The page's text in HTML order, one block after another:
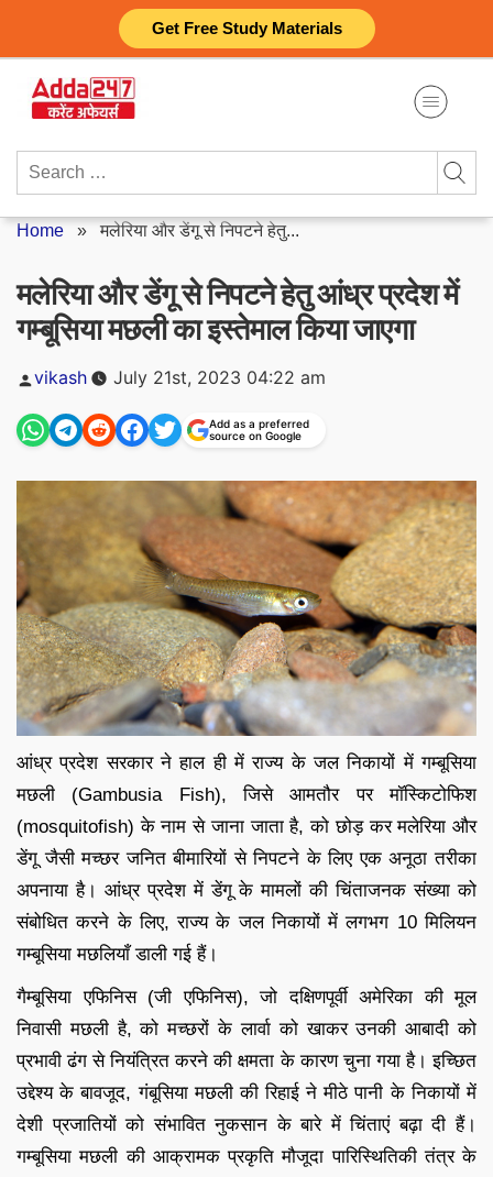
Get Free Study Materials
content
Search
Home »मलेरिया और डेंगू से निपटने हेतु...
मलेरिया और डेंगू से निपटने हेतु आंध्र प्रदेश में
गम्बूसिया मछली का इस्तेमाल किया जाएगा
Posted
vikash July 21st, 2023 04:22 am
Add as a preferred
source on Google
आंध्र प्रदेश सरकार ने हाल ही में राज्य के जल निकायों में गम्बूसिया
मछली (Gambusia Fish), जिसे आमतौर पर मॉस्किटोफिश
(mosquitofish) के नाम से जाना जाता है, को छोड़ कर मलेरिया और
डेंगू जैसी मच्छर जनित बीमारियों से निपटने के लिए एक अनूठा तरीका
अपनाया है। आंध्र प्रदेश में डेंगू के मामलों की चिंताजनक संख्या को
संबोधित करने के लिए, राज्य के जल निकायों में लगभग 10 मिलियन
गम्बूसिया मछलियाँ डाली गई हैं।
गैम्बूसिया एफिनिस (जी एफिनिस), जो दक्षिणपूर्वी अमेरिका की मूल
निवासी मछली है, को मच्छरों के लार्वा को खाकर उनकी आबादी को
प्रभावी ढंग से नियंत्रित करने की क्षमता के कारण चुना गया है। इच्छित
उद्देश्य के बावजूद, गंबूसिया मछली की रिहाई ने मीठे पानी के निकायों में
देशी प्रजातियों को संभावित नुकसान के बारे में चिंताएं बढ़ा दी हैं।
गम्बूसिया मछली की आक्रामक प्रकृति मौजूदा पारिस्थितिकी तंत्र के